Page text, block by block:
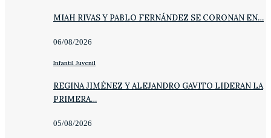
MIAH RIVAS Y PABLO FERNÁNDEZ SE CORONAN EN…
06/08/2026
Infantil Juvenil
REGINA JIMÉNEZ Y ALEJANDRO GAVITO LIDERAN LA
PRIMERA…
05/08/2026